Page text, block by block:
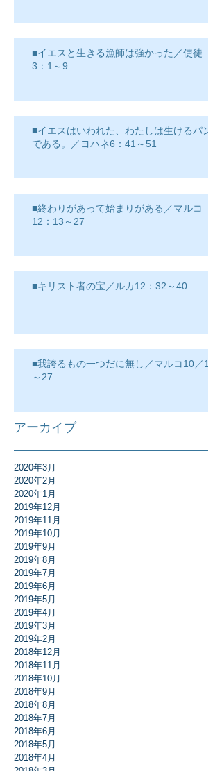
■イエスと生きる漁師は強かった／使徒
3：1～9
■イエスはいわれた、わたしは生けるパン
である。／ヨハネ6：41～51
■終わりがあって始まりがある／マルコ
12：13～27
■キリスト者の宝／ルカ12：32～40
■我誇るもの一つだに無し／マルコ10／17
～27
アーカイブ
2020年3月
2020年2月
2020年1月
2019年12月
2019年11月
2019年10月
2019年9月
2019年8月
2019年7月
2019年6月
2019年5月
2019年4月
2019年3月
2019年2月
2018年12月
2018年11月
2018年10月
2018年9月
2018年8月
2018年7月
2018年6月
2018年5月
2018年4月